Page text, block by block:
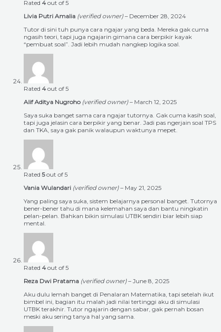
Rated 4 out of 5
Livia Putri Amalia (verified owner) – December 28, 2024
Tutor di sini tuh punya cara ngajar yang beda. Mereka gak cuma
ngasih teori, tapi juga ngajarin gimana cara berpikir kayak
“pembuat soal”. Jadi lebih mudah nangkep logika soal.
Rated 4 out of 5
Alif Aditya Nugroho (verified owner) – March 12, 2025
Saya suka banget sama cara ngajar tutornya. Gak cuma kasih soal,
tapi juga jelasin cara berpikir yang benar. Jadi pas ngerjain soal TPS
dan TKA, saya gak panik walaupun waktunya mepet.
Rated 5out of 5
Vania Wulandari (verified owner) – May 21, 2025
Yang paling saya suka, sistem belajarnya personal banget. Tutornya
bener-bener tahu di mana kelemahan saya dan bantu ningkatin
pelan-pelan. Bahkan bikin simulasi UTBK sendiri biar lebih siap
mental.
Rated 4 out of 5
Reza Dwi Pratama (verified owner) – June 8, 2025
Aku dulu lemah banget di Penalaran Matematika, tapi setelah ikut
bimbel ini, bagian itu malah jadi nilai tertinggi aku di simulasi
UTBK terakhir. Tutor ngajarin dengan sabar, gak pernah bosan
meski aku sering tanya hal yang sama.